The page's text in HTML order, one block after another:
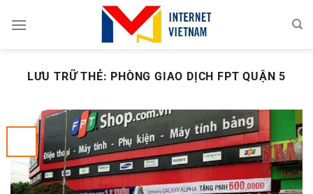
đến
LƯU TRỮ THẺ: PHÒNG GIAO DỊCH FPT QUẬN 5